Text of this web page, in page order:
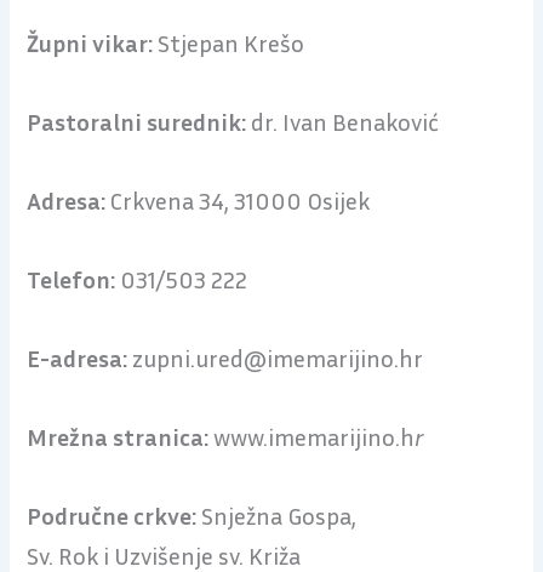
Župni vikar: Stjepan Krešo
Pastoralni surednik: dr. Ivan Benaković
Adresa: Crkvena 34, 31000 Osijek
Telefon: 031/503 222
E-adresa: zupni.ured@imemarijino.hr
Mrežna stranica:www.imemarijino.hr
Područne crkve: Snježna Gospa,
Sv. Rok i Uzvišenje sv. Križa